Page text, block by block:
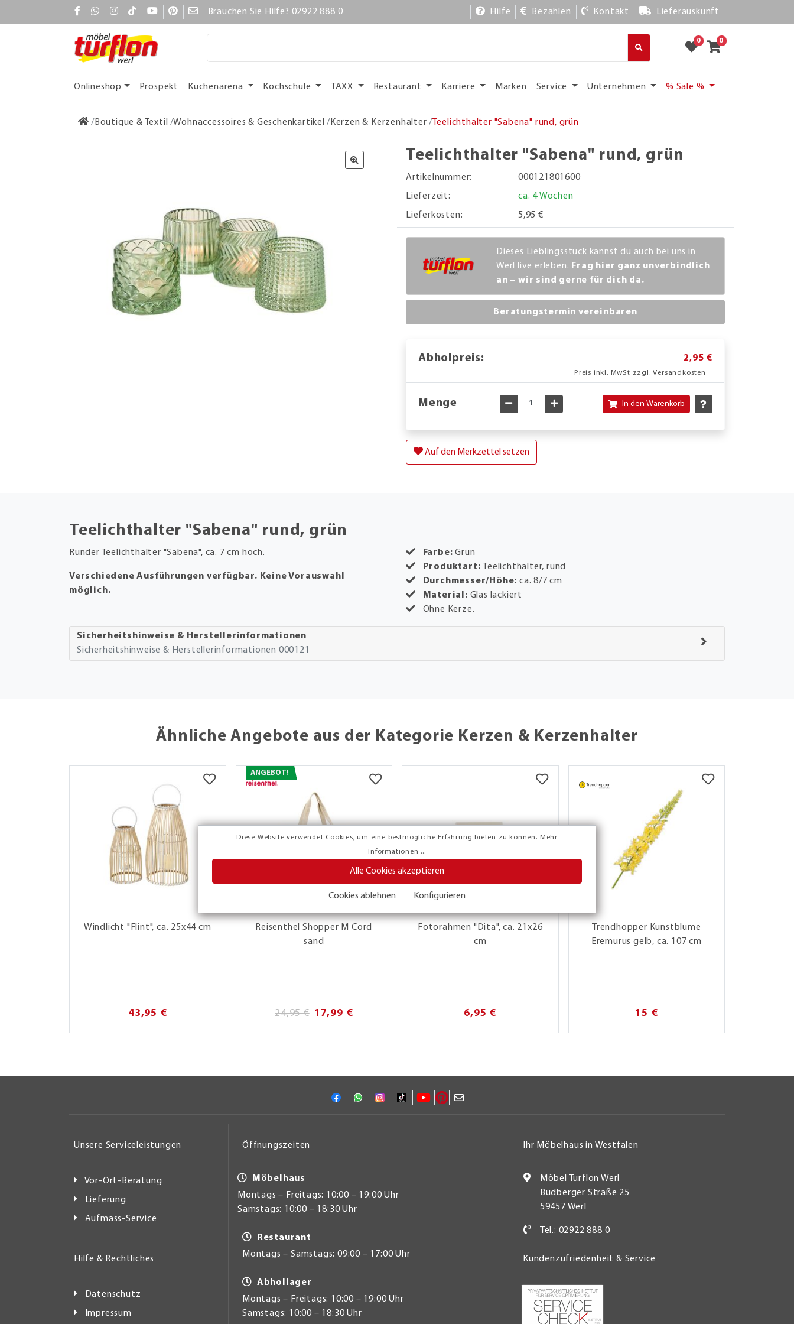
Diese Website verwendet Cookies, um eine bestmögliche Erfahrung bieten zu können. Mehr
Informationen ...
Alle Cookies akzeptieren
Cookies ablehnen Konfigurieren
Brauchen Sie Hilfe? 02922 888 0 Hilfe Bezahlen Kontakt Lieferauskunft
0 0
Onlineshop Prospekt Küchenarena Kochschule TAXX Restaurant Karriere Marken Service Unternehmen % Sale %
Boutique & Textil Wohnaccessoires & Geschenkartikel Kerzen & Kerzenhalter Teelichthalter "Sabena" rund, grün
Teelichthalter "Sabena" rund, grün
Artikelnummer:
000121801600
Lieferzeit:
ca. 4 Wochen
Lieferkosten:
5,95 €
Dieses Lieblingsstück kannst du auch bei uns in
Werl live erleben. Frag hier ganz unverbindlich
an – wir sind gerne für dich da.
Beratungstermin vereinbaren
Abholpreis: 2,95 €
Preis inkl. MwSt zzgl. Versandkosten
Menge Gewünschte Menge verringern
Gewünschte Menge erhöhen
In den Warenkorb
Auf den Merkzettel setzen
Teelichthalter "Sabena" rund, grün
Runder Teelichthalter "Sabena", ca. 7 cm hoch.
Verschiedene Ausführungen verfügbar. Keine Vorauswahl
möglich.
Farbe: Grün
Produktart:
Teelichthalter, rund
Durchmesser/Höhe:ca. 8/7 cm
Material: Glas lackiert
Ohne Kerze.
Sicherheitshinweise & Herstellerinformationen
Sicherheitshinweise & Herstellerinformationen 000121
Ähnliche Angebote aus der Kategorie Kerzen & Kerzenhalter
Windlicht "Flint", ca. 25x44 cm
43,95 €
ANGEBOT!
Reisenthel Shopper M Cord
sand
24,95 € 17,99 €
Fotorahmen "Dita", ca. 21x26
cm
6,95 €
Trendhopper Kunstblume
Eremurus gelb, ca. 107 cm
15 €
Unsere Serviceleistungen
Vor-Ort-Beratung
Lieferung
Aufmass-Service
Hilfe & Rechtliches
Datenschutz
Impressum
Öffnungszeiten
Möbelhaus
Montags – Freitags: 10:00 – 19:00 Uhr
Samstags: 10:00 – 18:30 Uhr
Restaurant
Montags – Samstags: 09:00 – 17:00 Uhr
Abhollager
Montags – Freitags: 10:00 – 19:00 Uhr
Samstags: 10:00 – 18:30 Uhr
Ihr Möbelhaus in Westfalen
Möbel Turflon Werl
Budberger Straße 25
59457 Werl
Tel.: 02922 888 0
Kundenzufriedenheit & Service